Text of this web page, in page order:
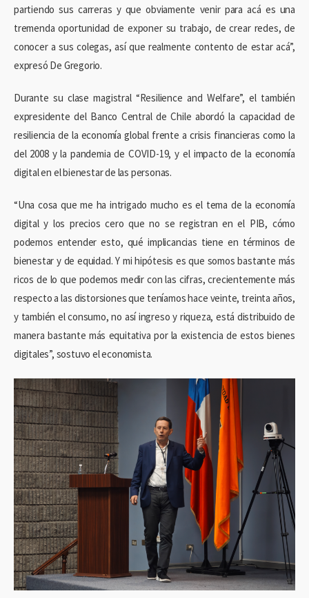
partiendo sus carreras y que obviamente venir para acá es una
tremenda oportunidad de exponer su trabajo, de crear redes, de
conocer a sus colegas, así que realmente contento de estar acá”,
expresó De Gregorio.
Durante su clase magistral “Resilience and Welfare”, el también
expresidente del Banco Central de Chile abordó la capacidad de
resiliencia de la economía global frente a crisis financieras como la
del 2008 y la pandemia de COVID-19, y el impacto de la economía
digital en el bienestar de las personas.
“Una cosa que me ha intrigado mucho es el tema de la economía
digital y los precios cero que no se registran en el PIB, cómo
podemos entender esto, qué implicancias tiene en términos de
bienestar y de equidad. Y mi hipótesis es que somos bastante más
ricos de lo que podemos medir con las cifras, crecientemente más
respecto a las distorsiones que teníamos hace veinte, treinta años,
y también el consumo, no así ingreso y riqueza, está distribuido de
manera bastante más equitativa por la existencia de estos bienes
digitales”, sostuvo el economista.